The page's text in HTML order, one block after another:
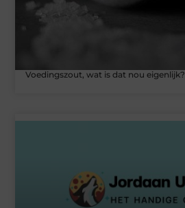
Voedingszout, wat is dat nou eigenlijk?